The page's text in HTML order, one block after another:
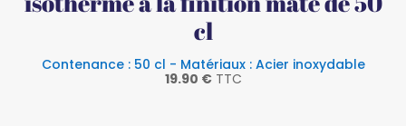
cl
Contenance : 50 cl - Matériaux : Acier inoxydable
19.90 € TTC